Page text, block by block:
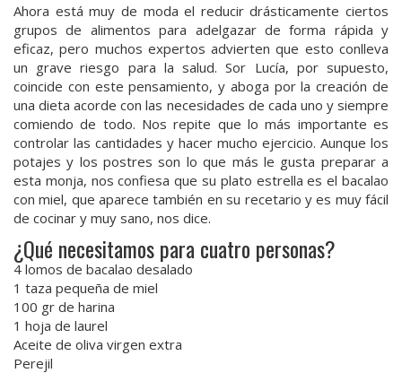
Ahora está muy de moda el reducir drásticamente ciertos
grupos de alimentos para adelgazar de forma rápida y
eficaz, pero muchos expertos advierten que esto conlleva
un grave riesgo para la salud. Sor Lucía, por supuesto,
coincide con este pensamiento, y aboga por la creación de
una dieta acorde con las necesidades de cada uno y siempre
comiendo de todo. Nos repite que lo más importante es
controlar las cantidades y hacer mucho ejercicio. Aunque los
potajes y los postres son lo que más le gusta preparar a
esta monja, nos confiesa que su plato estrella es el bacalao
con miel, que aparece también en su recetario y es muy fácil
de cocinar y muy sano, nos dice.
¿Qué necesitamos para cuatro personas?
4 lomos de bacalao desalado
1 taza pequeña de miel
100 gr de harina
1 hoja de laurel
Aceite de oliva virgen extra
Perejil